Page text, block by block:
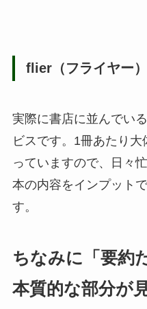
flier（フライヤー）
実際に書店に並んでい
ビスです。1冊あたり
っていますので、日々
本の内容をインプット
す。
ちなみに「要約
本質的な部分が